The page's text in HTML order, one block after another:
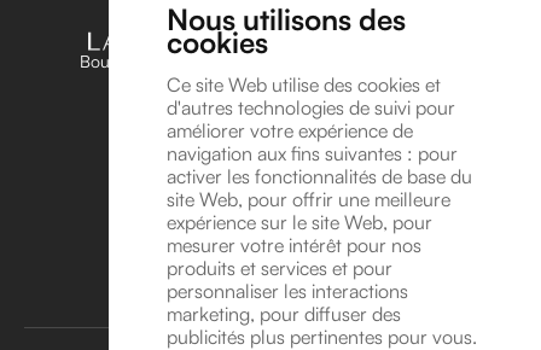
Nous utilisons des
cookies
Ce site Web utilise des cookies et
d'autres technologies de suivi pour
améliorer votre expérience de
navigation aux fins suivantes : pour
activer les fonctionnalités de base du
site Web, pour offrir une meilleure
expérience sur le site Web, pour
mesurer votre intérêt pour nos
produits et services et pour
personnaliser les interactions
marketing, pour diffuser des
publicités plus pertinentes pour vous.
Boutique unique dédiée aux amateurs et passionnés
d’horlogerie en Belgique
Suivez-nous sur Instagram !
Suivez-nous sur YouTube !
Coordonnées
Avenue Léonard de Vinci 8A, 1300 Wavre
info@lavitrinehorlogere.be
TVA BE 1016.118.946
Rendez-vous